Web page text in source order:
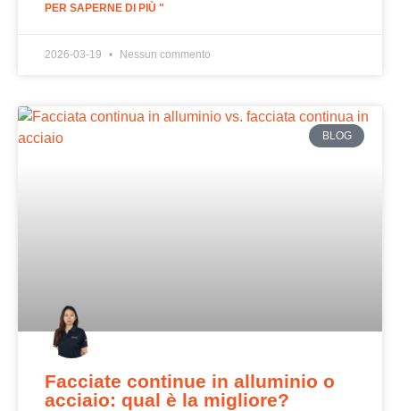
PER SAPERNE DI PIÙ "
2026-03-19 Nessun commento
BLOG
Facciate continue in alluminio o
acciaio: qual è la migliore?